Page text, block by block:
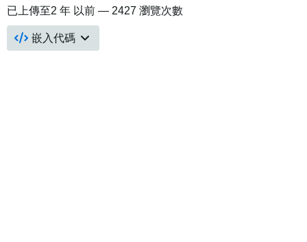
已上傳至2 年 以前 — 2427 瀏覽次數
嵌入代碼